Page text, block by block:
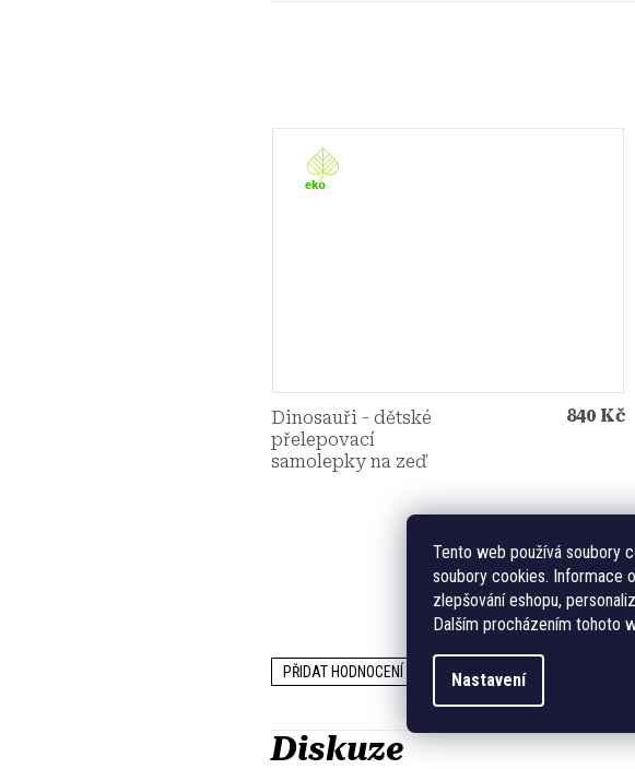
Tento web používá soubory
soubory cookies. Informace
zlepšování eshopu,
Dalším procházením tohoto
Nastavení
Dinosauři - dětské
přelepovací
samolepky na zeď
840 Kč
PŘIDAT HODNOCENÍ
Diskuze